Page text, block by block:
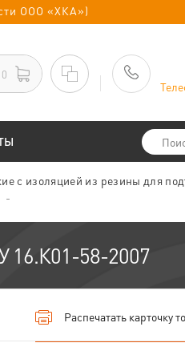
ООО «ХКА»)
0
с изоляцией из резины для
16.К01-58-2007
Распечатать карточку